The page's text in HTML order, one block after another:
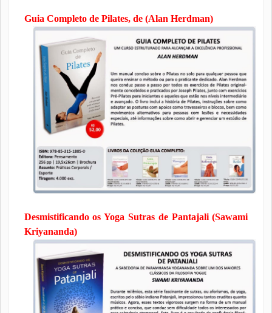
Guia Completo de Pilates, de (Alan Herdman)
Desmistificando os Yoga Sutras de Pantajali (Sawami
Kriyananda)